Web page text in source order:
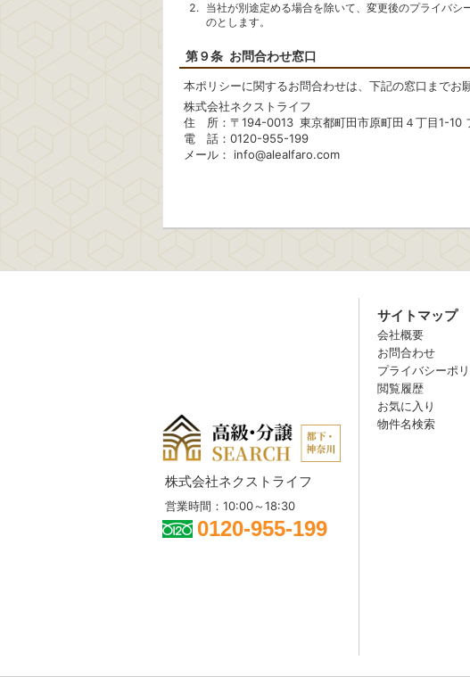
当社が別途定める場合を除いて、変更後のプライバ
のとします。
第９条 お問合わせ窓口
本ポリシーに関するお問合わせは、下記の窓口までお
株式会社ネクストライフ
住 所：〒194-0013 東京都町田市原町田４丁目1-10
電 話：0120-955-199
メール： info@alealfaro.com
株式会社ネクストライフ
営業時間：10:00～18:30
0120-955-199
サイトマップ
会社概要
お問合わせ
プライバシーポ
閲覧履歴
お気に入り
物件名検索